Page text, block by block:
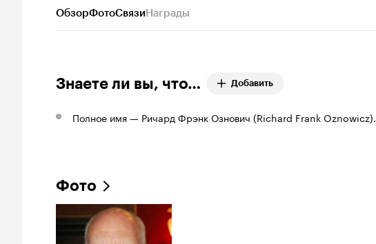
ОбзорФотоСвязиНаграды
Знаете ли вы, что… Добавить
Полное имя — Ричард Фрэнк Ознович (Richard Frank Oznowicz).
Фото